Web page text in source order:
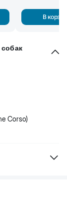
В
Corso)
увеличивает